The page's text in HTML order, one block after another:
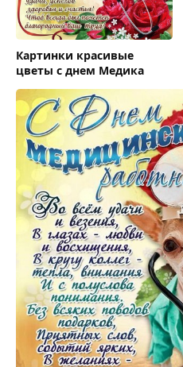
Картинки красивые
цветы с днем Медика